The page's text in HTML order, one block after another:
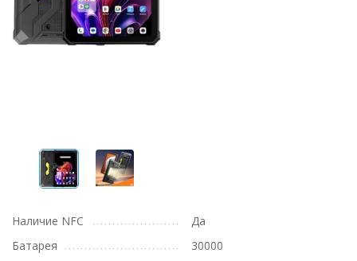
Наличие NFC
Да
Батарея
30000